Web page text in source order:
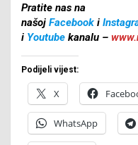
Pratite nas na
našoj Facebook i
i Youtube kanalu –
Podijeli vijest:
X
WhatsApp